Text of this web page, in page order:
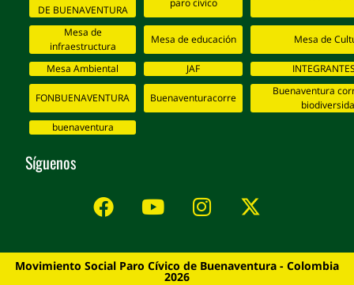
DE BUENAVENTURA
Mesa de
infraestructura
Mesa de educación Mesa de
Mesa Ambiental JAF
FONBUENAVENTURA Buenaventuracorre
Buenaventura
buenaventura
Síguenos
Movimiento Social Paro Cívico de Buenaventura - Colombia
2026